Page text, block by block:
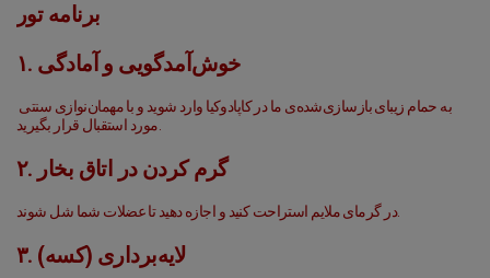
برنامه تور
۱. خوش‌آمدگویی و آمادگی
مورد استقبال قرار بگیرید.
۲. گرم کردن در اتاق بخار
در گرمای ملایم استراحت کنید و اجازه دهید تا عضلات شما شل شوند.
۳. لایه‌برداری (کسه)